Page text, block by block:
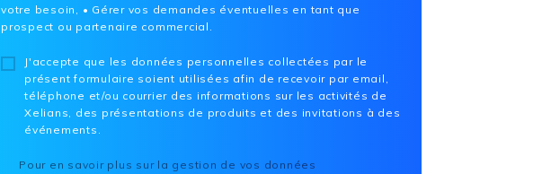
votre besoin, • Gérer vos demandes éventuelles en tant que
prospect ou partenaire commercial.
J'accepte que les données personnelles collectées par le
présent formulaire soient utilisées afin de recevoir par email,
téléphone et/ou courrier des informations sur les activités de
Xelians, des présentations de produits et des invitations à des
événements.
Pour en savoir plus sur la gestion de vos données